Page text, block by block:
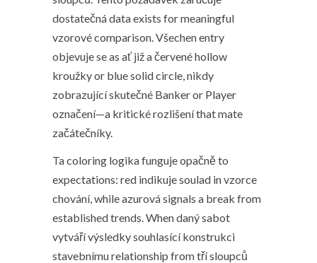
dostatečná data exists for meaningful
vzorové comparison. Všechen entry
objevuje se as ať již a červené hollow
kroužky or blue solid circle, nikdy
zobrazující skutečné Banker or Player
označení—a kritické rozlišení that mate
začátečníky.
Ta coloring logika funguje opačně to
expectations: red indikuje soulad in vzorce
chování, while azurová signals a break from
established trends. When daný sabot
vytváří výsledky souhlasící konstrukci
stavebnímu relationship from tří sloupců